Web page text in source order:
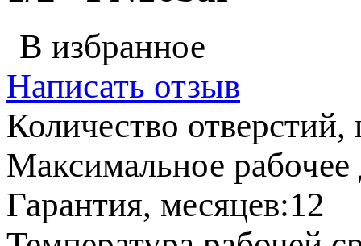
В избранное
Написать отзыв
Количество
Максимальное рабочее
Гарантия, месяцев:12